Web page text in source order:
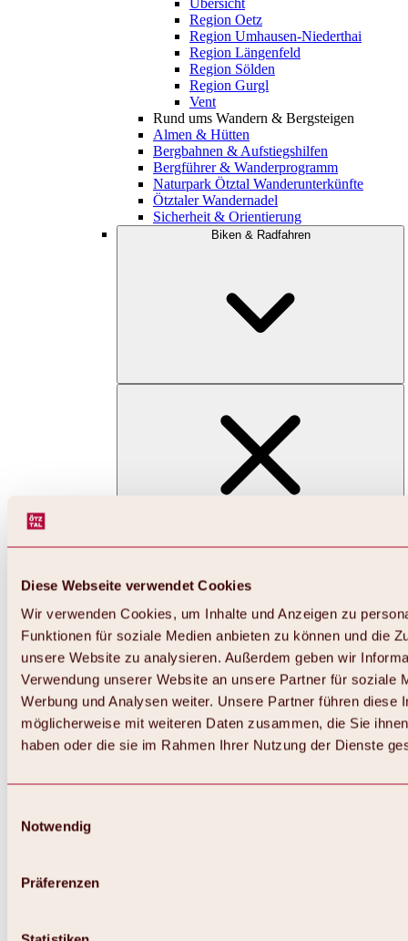
Diese Webseite verwendet Cookies
Wir verwenden Cookies, um Inhalte und Anzeigen zu
Funktionen für soziale Medien anbieten zu können und die
unsere Website zu analysieren. Außerdem geben wir
Verwendung unserer Website an unsere Partner für soziale
Werbung und Analysen weiter. Unsere Partner führen diese
möglicherweise mit weiteren Daten zusammen, die Sie
haben oder die sie im Rahmen Ihrer Nutzung der Dienste
Notwendig
Präferenzen
Übersicht
Region Oetz
Region Umhausen-Niederthai
Region Längenfeld
Region Sölden
Region Gurgl
Vent
Rund ums Wandern & Bergsteigen
Almen & Hütten
Bergbahnen & Aufstiegshilfen
Bergführer & Wanderprogramm
Naturpark Ötztal Wanderunterkünfte
Ötztaler Wandernadel
Sicherheit & Orientierung
Biken & Radfahren